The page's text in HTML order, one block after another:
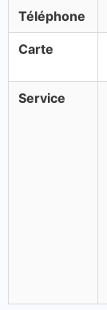
Téléphone
Carte
Service